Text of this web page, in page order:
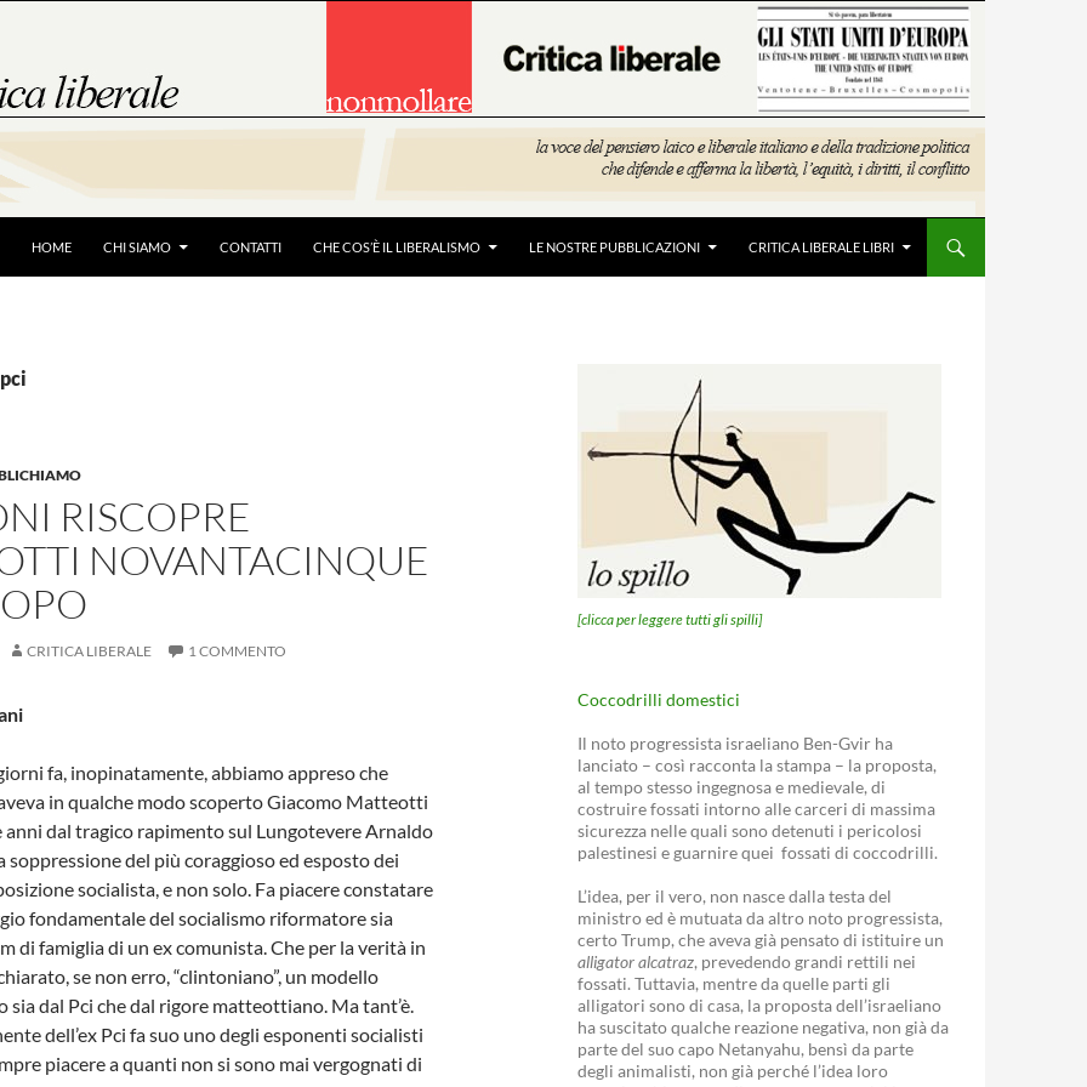
HOME CHI SIAMO CONTATTI CHE COS’È IL LIBERALISMO LE NOSTRE PUBBLICAZIONI CRITICA LIBERALE LIBRI
RISCOPRE
NOVANTACINQUE
CRITICA LIBERALE 1 COMMENTO
fa, inopinatamente, abbiamo appreso che
in qualche modo scoperto Giacomo Matteotti
anni dal tragico rapimento sul Lungotevere Arnaldo
soppressione del più coraggioso ed esposto dei
socialista, e non solo. Fa piacere constatare
fondamentale del socialismo riformatore sia
di famiglia di un ex comunista. Che per la verità in
se non erro, “clintoniano”, un modello
dal Pci che dal rigore matteottiano. Ma tant’è.
dell’ex Pci fa suo uno degli esponenti socialisti
piacere a quanti non si sono mai vergognati di
[clicca per leggere tutti gli spilli]
Coccodrilli domestici
Il noto progressista israeliano Ben-Gvir ha
lanciato – così racconta la stampa – la proposta,
al tempo stesso ingegnosa e medievale, di
costruire fossati intorno alle carceri di massima
sicurezza nelle quali sono detenuti i pericolosi
palestinesi e guarnire quei fossati di coccodrilli.
L’idea, per il vero, non nasce dalla testa del
ministro ed è mutuata da altro noto progressista,
certo Trump, che aveva già pensato di istituire un
alligator alcatraz, prevedendo grandi rettili nei
fossati. Tuttavia, mentre da quelle parti gli
alligatori sono di casa, la proposta dell’israeliano
ha suscitato qualche reazione negativa, non già da
parte del suo capo Netanyahu, bensì da parte
degli animalisti, non già perché l’idea loro